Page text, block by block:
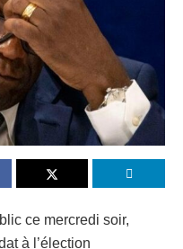
ce mercredi soir,
à l’élection